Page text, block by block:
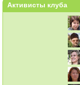
Активисты клуба